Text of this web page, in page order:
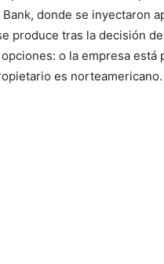
donde se inyectaron
produce tras la decisión
o la empresa
es norteamericano.